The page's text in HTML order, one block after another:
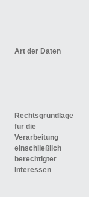
Art der Daten
Rechtsgrundlage
für die
Verarbeitung
einschließlich
berechtigter
Interessen